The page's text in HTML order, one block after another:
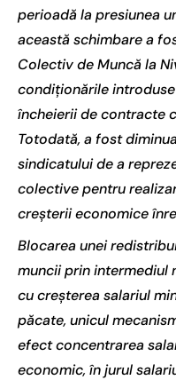
perioadă la presiunea
această schimbare a
Colectiv de Muncă la
condiționările
încheierii de contracte
Totodată, a fost
sindicatului de a
colective pentru
creșterii economice
Blocarea unei
muncii prin intermediul
cu creșterea salariul
păcate, unicul
efect concentrarea
economic, în jurul